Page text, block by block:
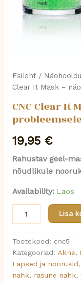
Esileht/
Clear It Mask –
CNC Clear It
19,95 €
Rahustav geel-
nõudlikule
Availability: Laos
kogus
Lisa
Tootekood: cnc5
Kategooriad: Akne,
Lapsed ja noorukid,
nahk, rasune nahk,